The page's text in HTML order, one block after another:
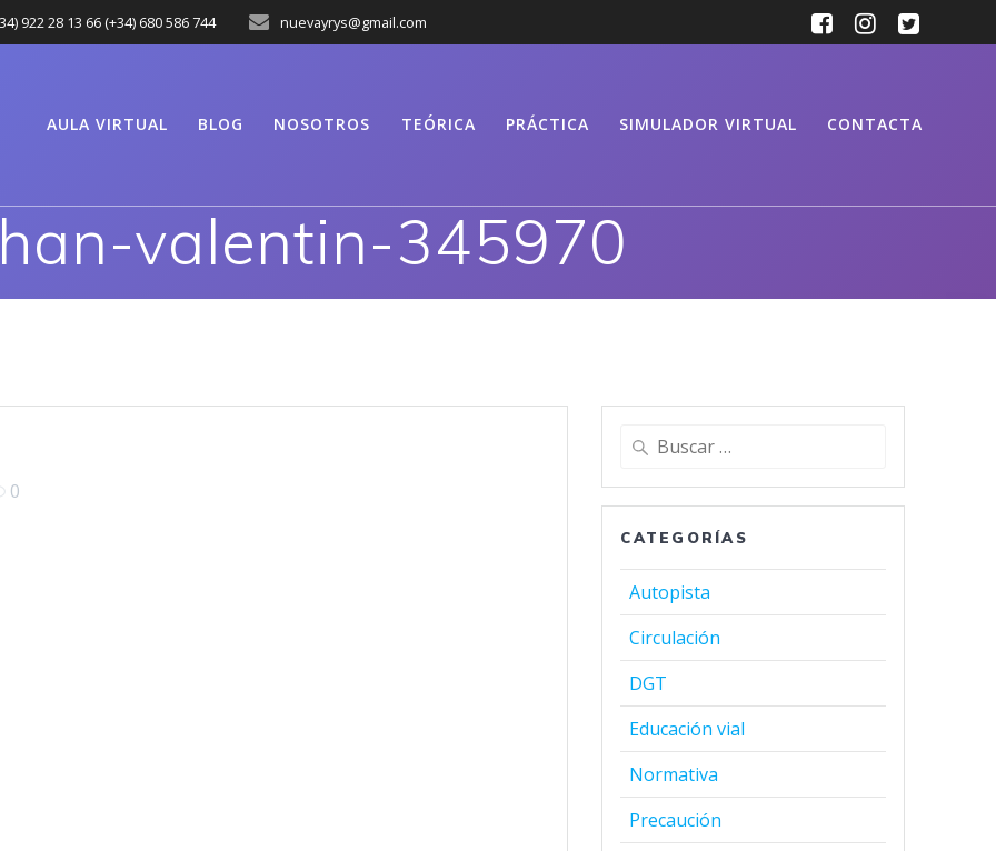
922 28 13 66 (+34) 680 586 744 nuevayrys@gmail.com
AULA VIRTUAL BLOG NOSOTROS TEÓRICA PRÁCTICA SIMULADOR VIRTUAL CONTACTA
valentin-345970
0
Buscar:
CATEGORÍAS
Autopista
Circulación
DGT
Educación vial
Normativa
Precaución